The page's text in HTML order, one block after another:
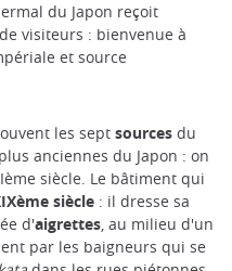
du Japon reçoit
visiteurs : bienvenue à
et source
les sept sources du
anciennes du Japon : on
siècle. Le bâtiment qui
siècle : il dresse sa
d'aigrettes, au milieu d'un
par les baigneurs qui se